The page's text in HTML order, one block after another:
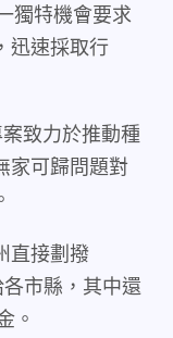
獨特機會要求
迅速採取行
致力於推動種
家可歸問題對
直接劃撥
市縣，其中還
。